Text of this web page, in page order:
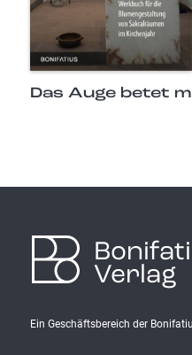
Das Auge betet
Verlag
Ein Geschäftsbereich der